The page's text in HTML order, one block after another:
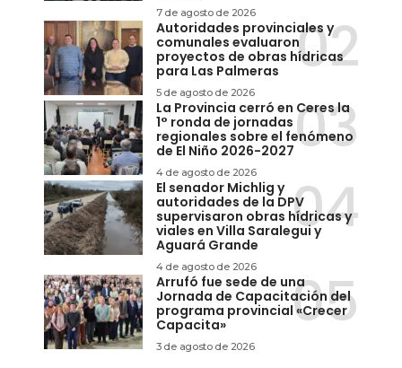
7 de agosto de 2026
Autoridades provinciales y
comunales evaluaron
proyectos de obras hídricas
para Las Palmeras
5 de agosto de 2026
La Provincia cerró en Ceres la
1° ronda de jornadas
regionales sobre el fenómeno
de El Niño 2026-2027
4 de agosto de 2026
El senador Michlig y
autoridades de la DPV
supervisaron obras hídricas y
viales en Villa Saralegui y
Aguará Grande
4 de agosto de 2026
Arrufó fue sede de una
Jornada de Capacitación del
programa provincial «Crecer
Capacita»
3 de agosto de 2026